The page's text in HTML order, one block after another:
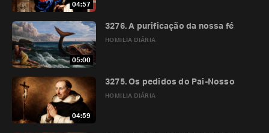
04:57
05:00
HOMILIA DIÁRIA
3276. A purificação da nossa fé
04:59
HOMILIA DIÁRIA
3275. Os pedidos do Pai-Nosso